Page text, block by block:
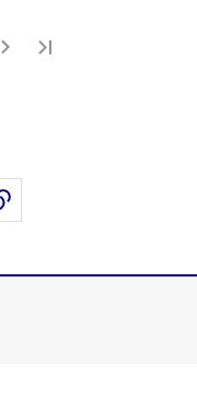
Page suivante
par email